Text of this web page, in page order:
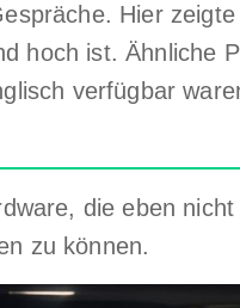
Hier
hoch ist. Ähnliche
verfügbar
die eben
zu können.